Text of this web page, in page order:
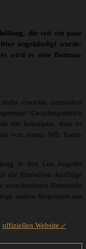
die seit ein paar
angekündigt wurde:
wird es eine Batman-
erwartet, zumindest
Gesichtspunkten
nie behauptet, dass es
von einem WB Tours-
in den Los Angeles
die filmischen Ausflüge
verschiedenen Batmobile
andere Requisiten aus
offiziellen Website .